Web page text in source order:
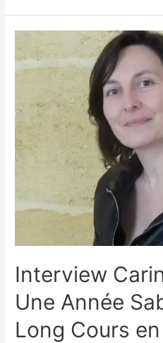
Comment
Mettre
Cœur
Congé
Interview
Une Année
Long Cours